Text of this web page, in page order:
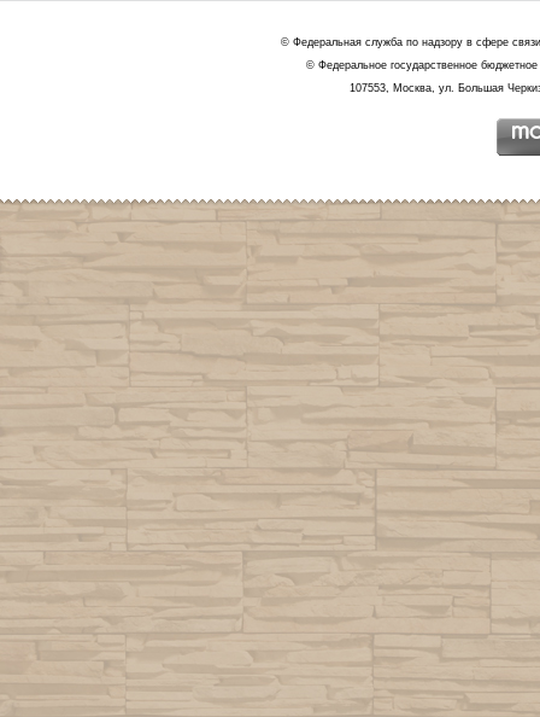
© Федеральная служба по надзору в сфере
© Федеральное государственное
107553, Москва, ул. Большая